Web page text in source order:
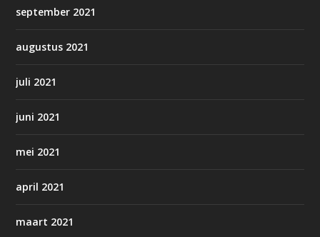
september 2021
augustus 2021
juli 2021
juni 2021
mei 2021
april 2021
maart 2021